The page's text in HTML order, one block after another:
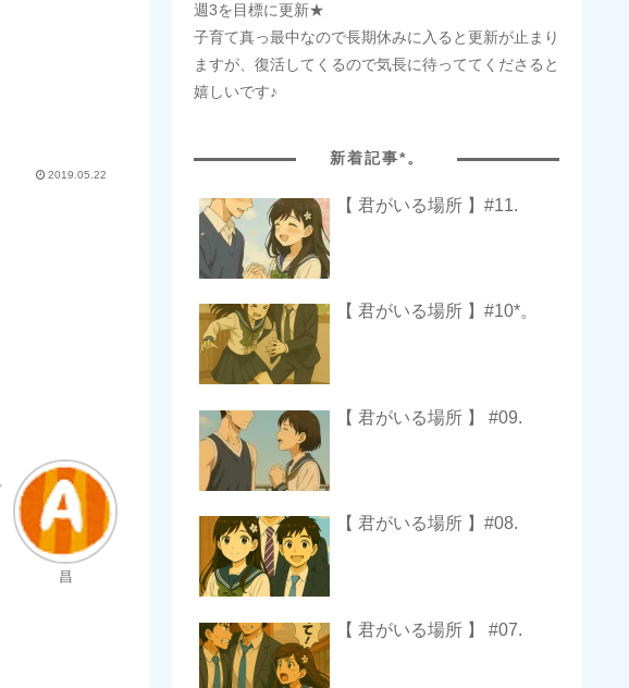
2019.05.22
昌
週3を目標に更新★
子育て真っ最中なので長期休みに入ると更新が止まり
ますが、復活してくるので気長に待っててくださると
嬉しいです♪
新着記事*。
【 君がいる場所 】#11.
【 君がいる場所 】#10*。
【 君がいる場所 】 #09.
【 君がいる場所 】#08.
【 君がいる場所 】 #07.